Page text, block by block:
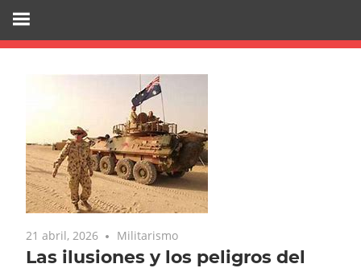
21 abril, 2026 Militarismo
Las ilusiones y los peligros del